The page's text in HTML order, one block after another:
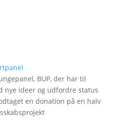
BUP, der har til
nye ideer og udfordre status
en donation på en halv